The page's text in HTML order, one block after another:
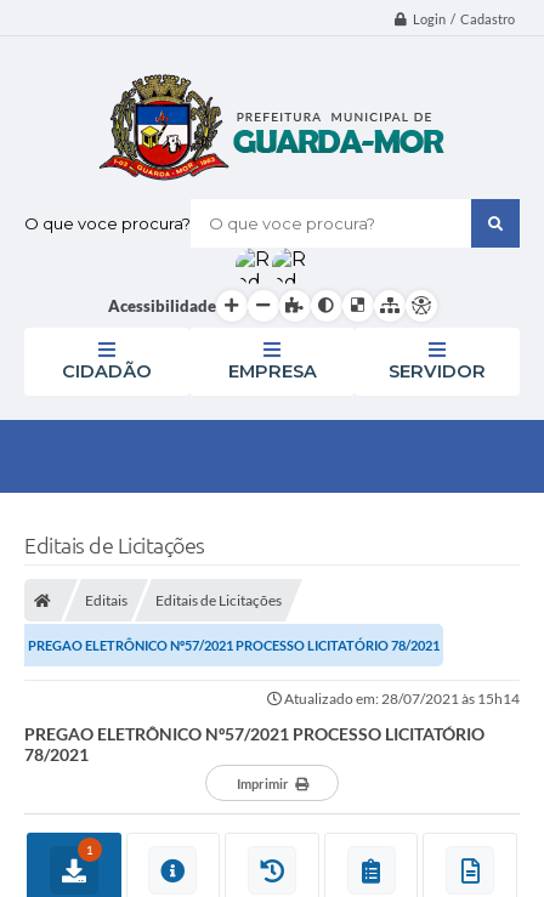
Login / Cadastro
O que voce procura?
Acessibilidade
CIDADÃO EMPRESA SERVIDOR
Editais de Licitações
Editais Editais de Licitações
PREGAO ELETRÔNICO Nº57/2021 PROCESSO LICITATÓRIO 78/2021
Atualizado em: 28/07/2021 às 15h14
PREGAO ELETRÔNICO Nº57/2021 PROCESSO LICITATÓRIO
78/2021
Imprimir
1